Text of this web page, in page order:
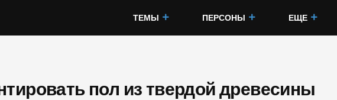
ТЕМЫ ПЕРСОНЫ ЕЩЕ
пол из твердой древесины